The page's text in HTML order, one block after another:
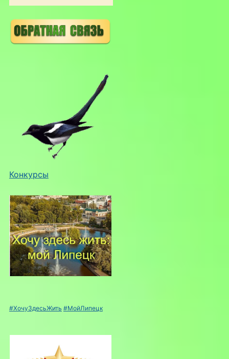
Конкурсы
#ХочуЗдесьЖить #МойЛипецк